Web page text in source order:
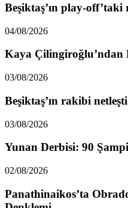
Beşiktaş’ın play-
04/08/2026
Kaya Çilingiroğlu’ndan
03/08/2026
Beşiktaş’ın rakibi netleşti
03/08/2026
Yunan Derbisi: 90
02/08/2026
Panathinaikos’ta